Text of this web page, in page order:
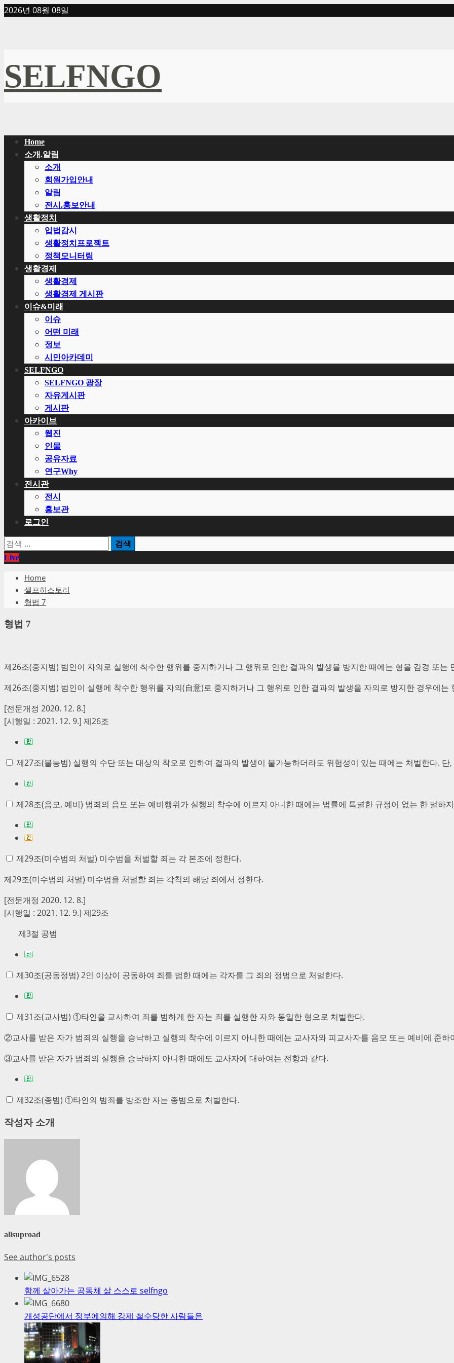
Skip
2026년 08월 08일
SELFNGO
Primary
Menu
Home
소개.알림
소개
회원가입안내
알림
전시.홍보안내
생활정치
입법감시
생활정치프로젝트
정책모니터링
생활경제
생활경제
생활경제 게시판
이슈&미래
이슈
어떤 미래
정보
시민아카데미
SELFNGO
SELFNGO 광장
자유게시판
게시판
아카이브
웹진
인물
공유자료
연구Why
전시관
전시
홍보관
로그인
검
색:
Live
Home
샐프히스토리
형법 7
형법 7
제26조(중지범) 범인이 자의로 실행에 착수한 행위를 중지하거나 그 행위로 인한 결과의 발생을 방지한 때에는 형을 감경 또는
제26조(중지범) 범인이 실행에 착수한 행위를 자의(自意)로 중지하거나 그 행위로 인한 결과의 발생을 자의로 방지한 경우에는
[전문개정 2020. 12. 8.]
[시행일 : 2021. 12. 9.] 제26조
제27조(불능범) 실행의 수단 또는 대상의 착오로 인하여 결과의 발생이 불가능하더라도 위험성이 있는 때에는 처벌한다. 단
제28조(음모, 예비) 범죄의 음모 또는 예비행위가 실행의 착수에 이르지 아니한 때에는 법률에 특별한 규정이 없는 한 벌하
제29조(미수범의 처벌) 미수범을 처벌할 죄는 각 본조에 정한다.
제29조(미수범의 처벌) 미수범을 처벌할 죄는 각칙의 해당 죄에서 정한다.
[전문개정 2020. 12. 8.]
[시행일 : 2021. 12. 9.] 제29조
제3절 공범
제30조(공동정범) 2인 이상이 공동하여 죄를 범한 때에는 각자를 그 죄의 정범으로 처벌한다.
제31조(교사범) ①타인을 교사하여 죄를 범하게 한 자는 죄를 실행한 자와 동일한 형으로 처벌한다.
②교사를 받은 자가 범죄의 실행을 승낙하고 실행의 착수에 이르지 아니한 때에는 교사자와 피교사자를 음모 또는 예비에 준하
③교사를 받은 자가 범죄의 실행을 승낙하지 아니한 때에도 교사자에 대하여는 전항과 같다.
제32조(종범) ①타인의 범죄를 방조한 자는 종범으로 처벌한다.
작성자 소개
allsuproad
See author's posts
함께 살아가는 공동체 삶 스스로 selfngo
개성공단에서 정부에의해 강제 철수당한 사람들은